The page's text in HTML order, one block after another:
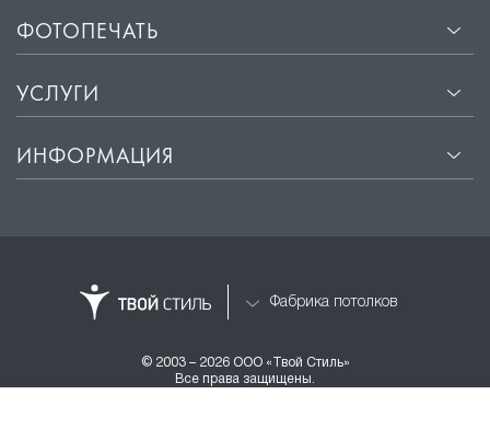
ФОТОПЕЧАТЬ
УСЛУГИ
ИНФОРМАЦИЯ
Фабрика потолков
© 2003 – 2026 ООО «Твой Стиль»
Все права защищены.